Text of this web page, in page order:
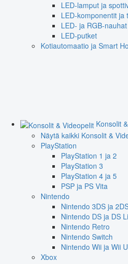
LED-lamput ja
LED-komponentit ja
LED- ja RGB-nauhat
LED-putket
Kotiautomaatio ja Smart
Konsolit
Näytä kaikki Konsolit &
PlayStation
PlayStation 1 ja 2
PlayStation 3
PlayStation 4 ja 5
PSP ja PS Vita
Nintendo
Nintendo 3DS ja
Nintendo DS ja DS
Nintendo Retro
Nintendo Switch
Nintendo Wii ja Wii U
Xbox